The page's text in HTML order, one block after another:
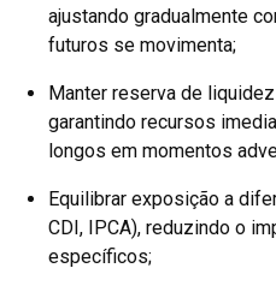
ajustando gradualmente
futuros se movimenta;
Manter reserva de
garantindo recursos
longos em momentos
Equilibrar exposição a
CDI, IPCA), reduzindo o
específicos;